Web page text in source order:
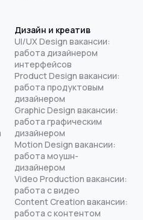
Дизайн и креатив
UI/UX Design вакансии:
работа дизайнером
интерфейсов
Product Design вакансии:
работа продуктовым
дизайнером
Graphic Design вакансии:
работа графическим
дизайнером
Motion Design вакансии:
работа моушн-
дизайнером
Video Production вакансии:
работа с видео
Content Creation вакансии:
работа с контентом